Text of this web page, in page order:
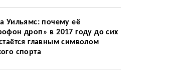
Уильямс: почему её
дроп» в 2017 году до сих
главным символом
спорта